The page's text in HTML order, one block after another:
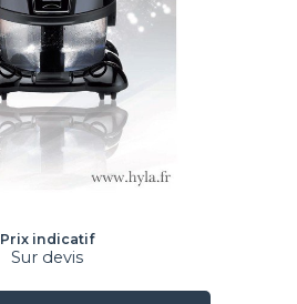
Prix indicatif
Sur devis